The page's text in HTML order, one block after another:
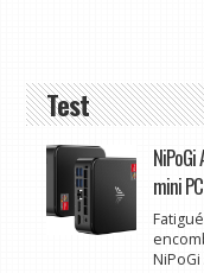
Test
mini
NiPoGi